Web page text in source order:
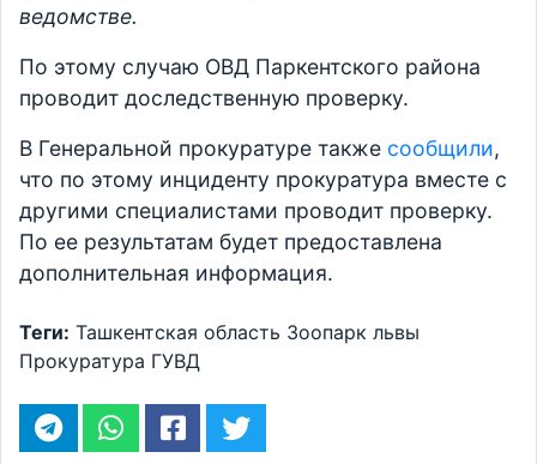
ведомстве.
По этому случаю ОВД Паркентского района
проводит доследственную проверку.
В Генеральной прокуратуре также сообщили,
что по этому инциденту прокуратура вместе с
другими специалистами проводит проверку.
По ее результатам будет предоставлена
дополнительная информация.
Теги: Ташкентская область Зоопарк львы
Прокуратура ГУВД